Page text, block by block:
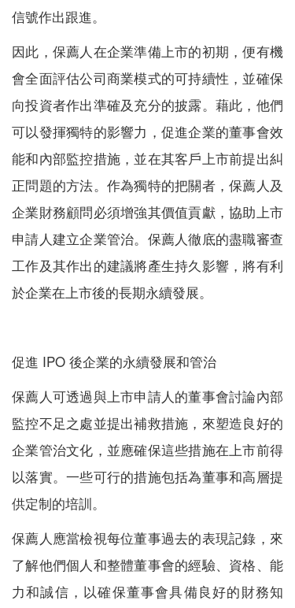
信號作出跟進。
因此，保薦人在企業準備上市的初期，便有機
會全面評估公司商業模式的可持續性，並確保
向投資者作出準確及充分的披露。藉此，他們
可以發揮獨特的影響力，促進企業的董事會效
能和內部監控措施，並在其客戶上市前提出糾
正問題的方法。作為獨特的把關者，保薦人及
企業財務顧問必須增強其價值貢獻，協助上市
申請人建立企業管治。保薦人徹底的盡職審查
工作及其作出的建議將產生持久影響，將有利
於企業在上市後的長期永續發展。
促進 IPO 後企業的永續發展和管治
保薦人可透過與上市申請人的董事會討論內部
監控不足之處並提出補救措施，來塑造良好的
企業管治文化，並應確保這些措施在上市前得
以落實。一些可行的措施包括為董事和高層提
供定制的培訓。
保薦人應當檢視每位董事過去的表現記錄，來
了解他們個人和整體董事會的經驗、資格、能
力和誠信，以確保董事會具備良好的財務知